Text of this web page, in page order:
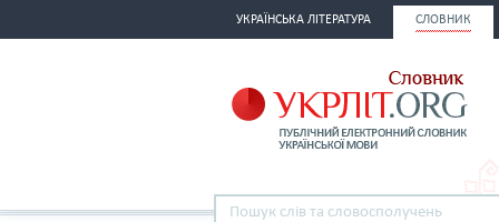
УКРАЇНСЬКА ЛІТЕРАТУРА СЛОВНИК